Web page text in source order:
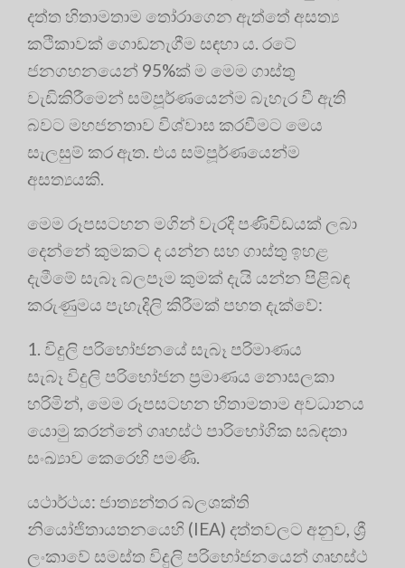
දත්ත හිතාමතාම තෝරාගෙන ඇත්තේ අසත්‍ය
කථිකාවක් ගොඩනැගීම සඳහා ය. රටේ
ජනගහනයෙන් 95%ක් ම මෙම ගාස්තු
වැඩිකිරීමෙන් සම්පූර්ණයෙන්ම බැහැර වී ඇති
බවට මහජනතාව විශ්වාස කරවීමට මෙය
සැලසුම් කර ඇත. එය සම්පූර්ණයෙන්ම
අසත්‍යයකි.
මෙම රූපසටහන මගින් වැරදි පණිවිඩයක් ලබා
දෙන්නේ කුමකට ද යන්න සහ ගාස්තු ඉහළ
දැමීමේ සැබෑ බලපෑම කුමක් දැයි යන්න පිළිබඳ
කරුණුමය පැහැදිලි කිරීමක් පහත දැක්වේ:
1. විදුලි පරිභෝජනයේ සැබෑ පරිමාණය
සැබෑ විදුලි පරිභෝජන ප්‍රමාණය නොසලකා
හරිමින්, මෙම රූපසටහන හිතාමතාම අවධානය
යොමු කරන්නේ ගෘහස්ථ පාරිභෝගික සබඳතා
සංඛ්‍යාව කෙරෙහි පමණි.
යථාර්ථය: ජාත්‍යන්තර බලශක්ති
නියෝජිතායතනයෙහි (IEA) දත්තවලට අනුව, ශ්‍රී
ලංකාවේ සමස්ත විදුලි පරිභෝජනයෙන් ගෘහස්ථ